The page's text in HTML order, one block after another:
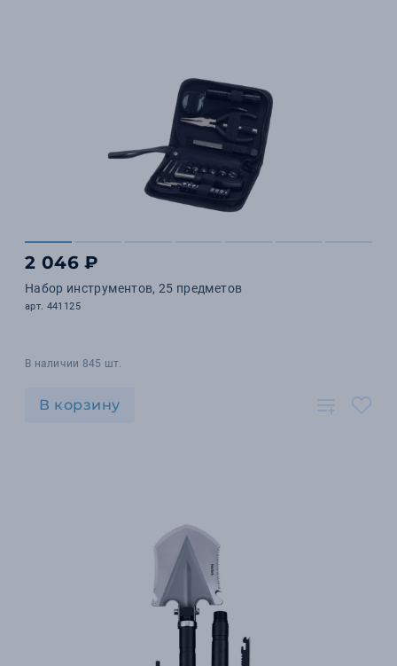
2 046 ₽
Набор инструментов, 25 предметов
арт. 441125
В наличии 845 шт.
В корзину